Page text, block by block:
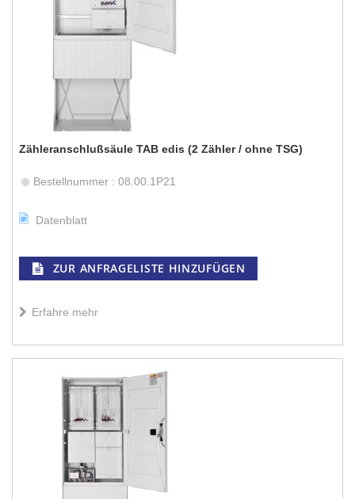
Zähleranschlußsäule TAB edis (2 Zähler / ohne TSG)
Bestellnummer : 08.00.1P21
Datenblatt
ZUR ANFRAGELISTE HINZUFÜGEN
Erfahre mehr